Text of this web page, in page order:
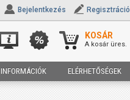
Bejelentkezés Regisztráció
KOSÁR
A kosár üres.
INFORMÁCIÓK ELÉRHETŐSÉGEK